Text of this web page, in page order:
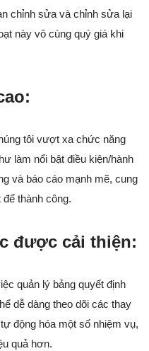
chỉnh sửa và chỉnh sửa lại
này vô cùng quý giá khi
tôi vượt xa chức năng
làm nổi bật điều kiện/hành
và báo cáo mạnh mẽ, cung
thành công.
được cải thiện:
quản lý bảng quyết định
dễ dàng theo dõi các thay
động hóa một số nhiệm vụ,
quả hơn.